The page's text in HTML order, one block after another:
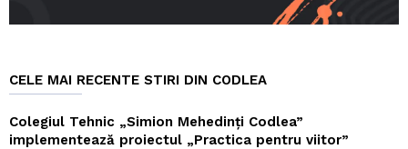
CELE MAI RECENTE STIRI DIN CODLEA
Colegiul Tehnic „Simion Mehedinți Codlea”
implementează proiectul „Practica pentru viitor”